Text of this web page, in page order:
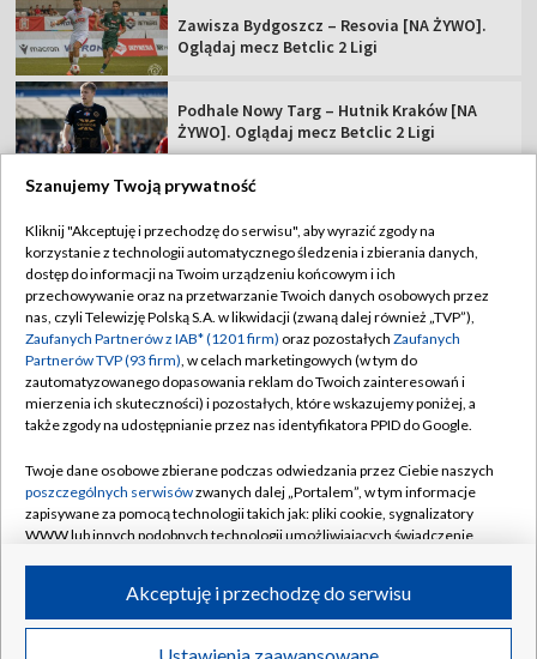
Zawisza Bydgoszcz – Resovia [NA ŻYWO].
Oglądaj mecz Betclic 2 Ligi
Podhale Nowy Targ – Hutnik Kraków [NA
ŻYWO]. Oglądaj mecz Betclic 2 Ligi
TVP
Abonament TVP
Sklep TVP
Biuro Reklamy
Oferta Handlowa
Emisja w TVP
Rada Programowa
Ogłoszenia przetargowe
Akademia Telewizyjna
Regulamin TVP
Polityka prywatności
Moje zgody
Biuro reklamy
Kanały
©2026 Telewizja Polska Spółka Akcyjna w likwidacji
Szanujemy Twoją prywatność
Kliknij "Akceptuję i przechodzę do serwisu", aby wyrazić zgody na
korzystanie z technologii automatycznego śledzenia i zbierania danych,
dostęp do informacji na Twoim urządzeniu końcowym i ich
przechowywanie oraz na przetwarzanie Twoich danych osobowych przez
nas, czyli Telewizję Polską S.A. w likwidacji (zwaną dalej również „TVP”),
Zaufanych Partnerów z IAB* (1201 firm) oraz pozostałych Zaufanych
Partnerów TVP (93 firm), w celach marketingowych (w tym do
zautomatyzowanego dopasowania reklam do Twoich zainteresowań i
mierzenia ich skuteczności) i pozostałych, które wskazujemy poniżej, a
także zgody na udostępnianie przez nas identyfikatora PPID do Google.
Twoje dane osobowe zbierane podczas odwiedzania przez Ciebie naszych
poszczególnych serwisówzwanych dalej „Portalem”, w tym informacje
zapisywane za pomocą technologii takich jak: pliki cookie, sygnalizatory
WWW lub innych podobnych technologii umożliwiających świadczenie
ruchu w Internecie.
Twoje dane osobowe zbierane podczas odwiedzania przez Ciebie
Akceptuję i przechodzę do serwisu